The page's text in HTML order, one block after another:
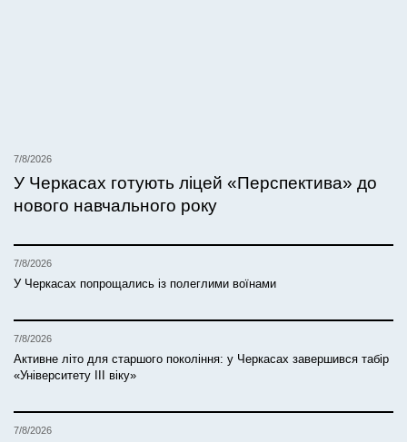
7/8/2026
У Черкасах готують ліцей «Перспектива» до
нового навчального року
7/8/2026
У Черкасах попрощались із полеглими воїнами
7/8/2026
Активне літо для старшого покоління: у Черкасах завершився табір
«Університету ІІІ віку»
7/8/2026